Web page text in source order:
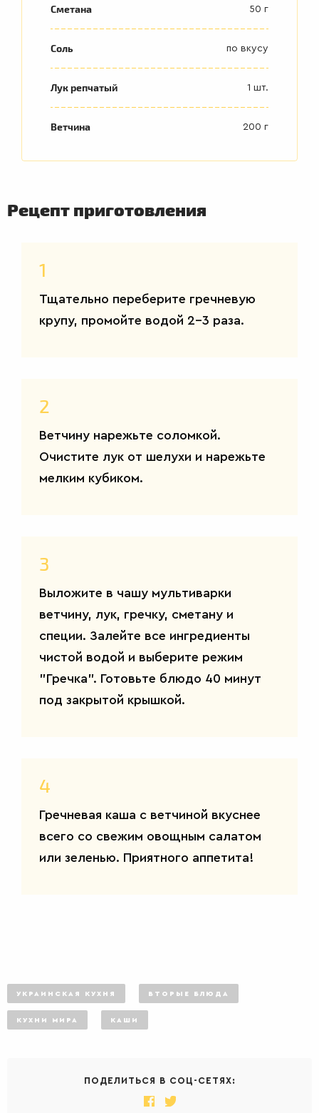
ВТОРЫЕ
САЛАТЫ
Сметана 50 г
Соль по вкусу
Лук репчатый 1 шт.
Ветчина 200 г
Рецепт приготовления
1
Тщательно переберите гречневую
крупу, промойте водой 2-3 раза.
2
Ветчину нарежьте соломкой.
Очистите лук от шелухи и нарежьте
мелким кубиком.
3
Выложите в чашу мультиварки
ветчину, лук, гречку, сметану и
специи. Залейте все ингредиенты
чистой водой и выберите режим
"Гречка". Готовьте блюдо 40 минут
под закрытой крышкой.
4
Гречневая каша с ветчиной вкуснее
всего со свежим овощным салатом
или зеленью. Приятного аппетита!
УКРАИНСКАЯ КУХНЯ ВТОРЫЕ БЛЮДА
КУХНИ МИРА КАШИ
ПОДЕЛИТЬСЯ В СОЦ-СЕТЯХ: